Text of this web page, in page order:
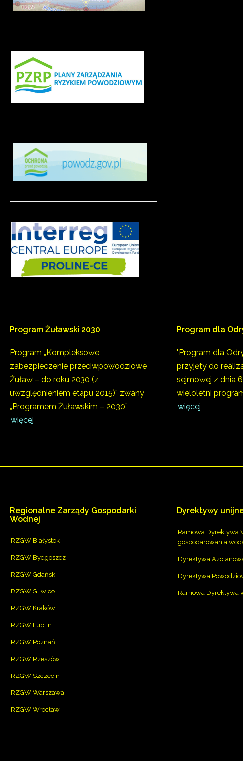
Program Żuławski 2030
Program „Kompleksowe
zabezpieczenie przeciwpowodziowe
Żuław – do roku 2030 (z
uwzględnieniem etapu 2015)” zwany
„Programem Żuławskim – 2030”
więcej
Program dla
"Program dla
przyjęty do
sejmowej z dnia
wieloletni
więcej
Regionalne Zarządy Gospodarki
Wodnej
RZGW Białystok
RZGW Bydgoszcz
RZGW Gdańsk
RZGW Gliwice
RZGW Kraków
RZGW Lublin
RZGW Poznań
RZGW Rzeszów
RZGW Szczecin
RZGW Warszawa
RZGW Wrocław
Dyrektywy
Ramowa Dyrektywa
gospodarowania
Dyrektywa
Dyrektywa
Ramowa Dyrektywa